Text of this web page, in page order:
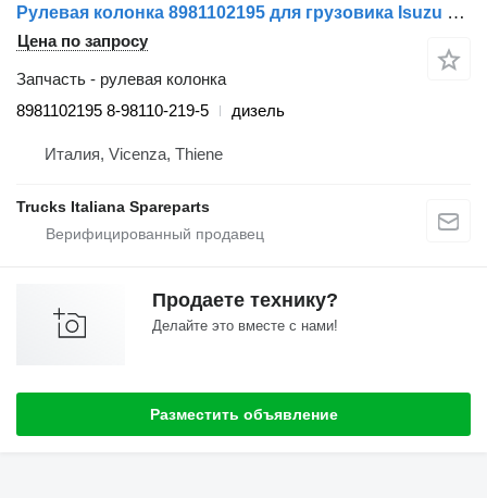
Рулевая колонка 8981102195 для грузовика Isuzu N2R
Цена по запросу
Запчасть - рулевая колонка
8981102195 8-98110-219-5
дизель
Италия, Vicenza, Thiene
Trucks Italiana Spareparts
Продаете технику?
Делайте это вместе с нами!
Разместить объявление